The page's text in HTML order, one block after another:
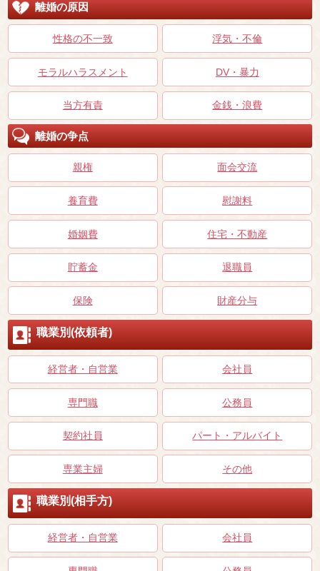
離婚の原因
性格の不一致 浮気・不倫
モラルハラスメント DV・暴力
当方有責 金銭・浪費
離婚の争点
親権 面会交流
養育費 慰謝料
婚姻費 住宅・不動産
貯蓄金 退職員
保険 財産分与
職業別(依頼者)
経営者・自営業 会社員
専門職 公務員
契約社員 パート・アルバイト
専業主婦 その他
職業別(相手方)
経営者・自営業 会社員